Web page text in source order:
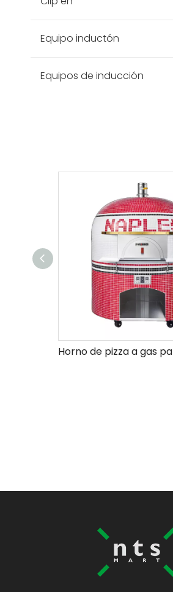
Equipo inductón
Equipos de inducción